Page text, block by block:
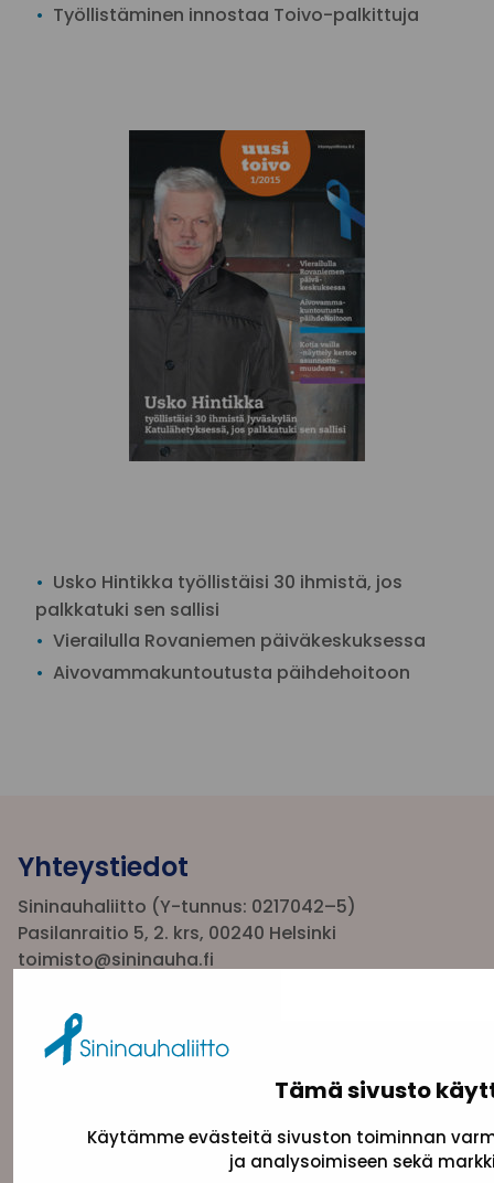
Tämä sivusto
Käytämme evästeitä sivuston toiminnan
ja analysoimiseen sekä
Työllistäminen innostaa Toivo-palkittuja
Usko Hintikka työllistäisi 30 ihmistä, jos
palkkatuki sen sallisi
Vierailulla Rovaniemen päiväkeskuksessa
Aivovammakuntoutusta päihdehoitoon
Yhteystiedot
Sininauhaliitto (Y-tunnus: 0217042–5)
Pasilanraitio 5, 2. krs, 00240 Helsinki
toimisto@sininauha.fi